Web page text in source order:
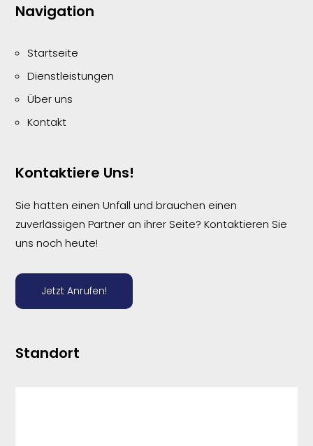
Navigation
Startseite
Dienstleistungen
Über uns
Kontakt
Kontaktiere Uns!
Sie hatten einen Unfall und brauchen einen
zuverlässigen Partner an ihrer Seite? Kontaktieren Sie
uns noch heute!
Jetzt Anrufen!
Standort